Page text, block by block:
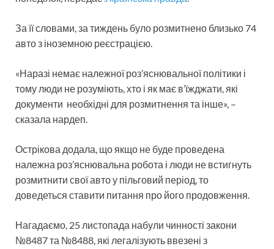
За її словами, за тиждень було розмитнено близько 74
авто з іноземною реєстрацією.
«Наразі немає належної роз’яснювальної політики і
тому люди не розуміють, хто і як має в’їжджати, які
документи необхідні для розмитнення та інше», –
сказала нардеп.
Острікова додала, що якщо не буде проведена
належна роз’яснювальна робота і люди не встигнуть
розмитнити свої авто у пільговий період, то
доведеться ставити питання про його продовження.
Нагадаємо, 25 листопада набули чинності закони
№8487 та №8488, які легалізують ввезені з